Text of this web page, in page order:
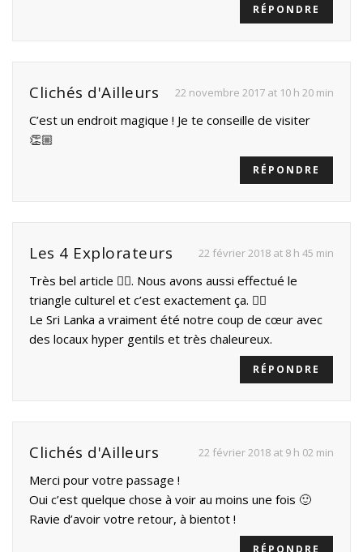
RÉPONDRE
Clichés d'Ailleurs 22 novembre 2017 at 10 h 20 min
C’est un endroit magique ! Je te conseille de visiter
👏🏼
RÉPONDRE
Les 4 Explorateurs 22 février 2018 at 8 h 45 min
Très bel article 👌🏼. Nous avons aussi effectué le
triangle culturel et c’est exactement ça. 👍🏻
Le Sri Lanka a vraiment été notre coup de cœur avec
des locaux hyper gentils et très chaleureux.
RÉPONDRE
Clichés d'Ailleurs 22 février 2018 at 9 h 02 min
Merci pour votre passage !
Oui c’est quelque chose à voir au moins une fois 🙂
Ravie d’avoir votre retour, à bientot !
RÉPONDRE